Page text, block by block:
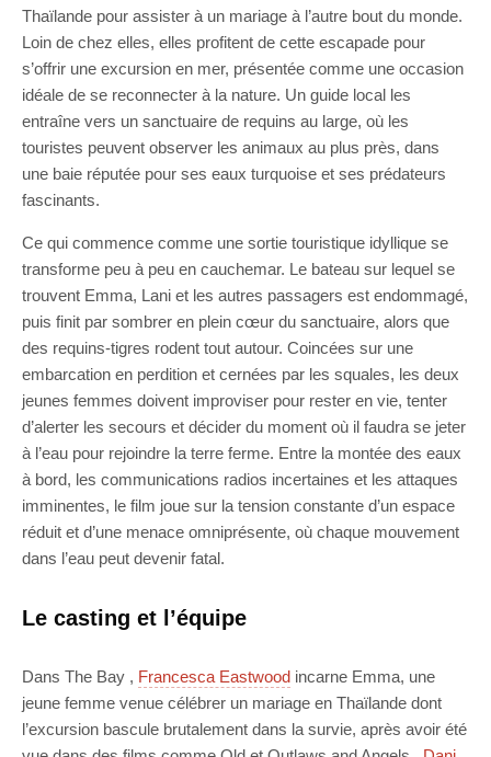
Thaïlande pour assister à un mariage à l’autre bout du monde.
Loin de chez elles, elles profitent de cette escapade pour
s’offrir une excursion en mer, présentée comme une occasion
idéale de se reconnecter à la nature. Un guide local les
entraîne vers un sanctuaire de requins au large, où les
touristes peuvent observer les animaux au plus près, dans
une baie réputée pour ses eaux turquoise et ses prédateurs
fascinants.
Ce qui commence comme une sortie touristique idyllique se
transforme peu à peu en cauchemar. Le bateau sur lequel se
trouvent Emma, Lani et les autres passagers est endommagé,
puis finit par sombrer en plein cœur du sanctuaire, alors que
des requins-tigres rodent tout autour. Coincées sur une
embarcation en perdition et cernées par les squales, les deux
jeunes femmes doivent improviser pour rester en vie, tenter
d’alerter les secours et décider du moment où il faudra se jeter
à l’eau pour rejoindre la terre ferme. Entre la montée des eaux
à bord, les communications radios incertaines et les attaques
imminentes, le film joue sur la tension constante d’un espace
réduit et d’une menace omniprésente, où chaque mouvement
dans l’eau peut devenir fatal.
Le casting et l’équipe
Dans The Bay , Francesca Eastwood incarne Emma, une
jeune femme venue célébrer un mariage en Thaïlande dont
l’excursion bascule brutalement dans la survie, après avoir été